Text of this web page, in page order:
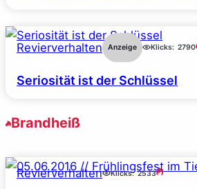
Revierverhalten Anzeige Klicks: 2790
Seriosität ist der Schlüssel
Brandheiß
Revierverhalten Klicks: 2533